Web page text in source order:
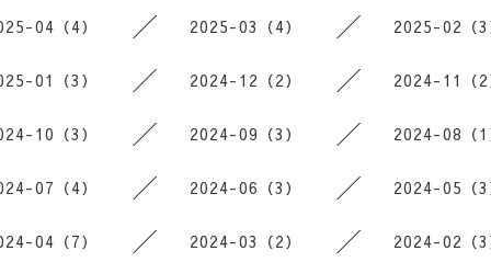
04（4） 2025-03（4） 2025-02（3
01（3） 2024-12（2） 2024-11（2
10（3） 2024-09（3） 2024-08（1
07（4） 2024-06（3） 2024-05（3
04（7） 2024-03（2） 2024-02（3